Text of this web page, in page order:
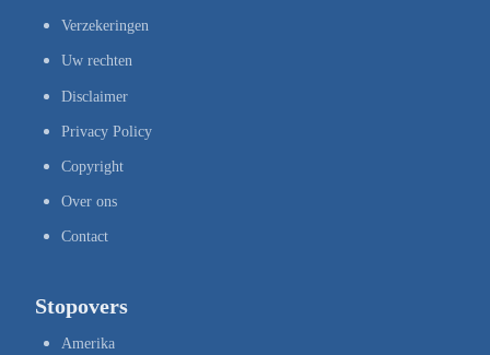
Verzekeringen
Uw rechten
Disclaimer
Privacy Policy
Copyright
Over ons
Contact
Stopovers
Amerika